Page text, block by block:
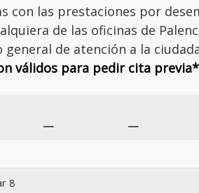
con las prestaciones por
de las oficinas de
de atención a la
válidos para pedir cita
— —
8